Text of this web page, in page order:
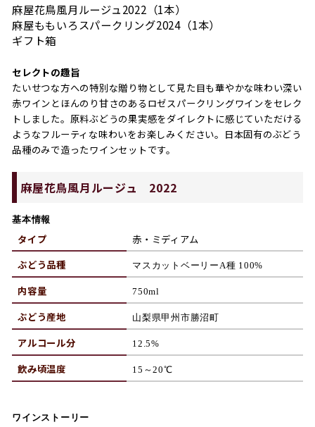
麻屋花鳥風月ルージュ2022（1本）
麻屋ももいろスパークリング2024（1本）
ギフト箱
セレクトの趣旨
たいせつな方への特別な贈り物として見た目も華やかな味わい深い
赤ワインとほんのり甘さのあるロゼスパークリングワインをセレク
トしました。原料ぶどうの果実感をダイレクトに感じていただける
ようなフルーティな味わいをお楽しみください。日本固有のぶどう
品種のみで造ったワインセットです。
麻屋花鳥風月ルージュ 2022
基本情報
タイプ
赤・ミディアム
ぶどう品種
マスカットベーリーA種 100%
内容量 750ml
ぶどう産地 山梨県甲州市勝沼町
アルコール分 12.5%
飲み頃温度 15 ～20℃
ワインストーリー